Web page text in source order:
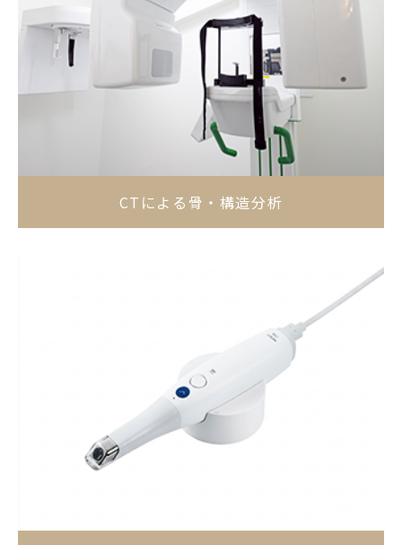
CTによる骨・構造分析